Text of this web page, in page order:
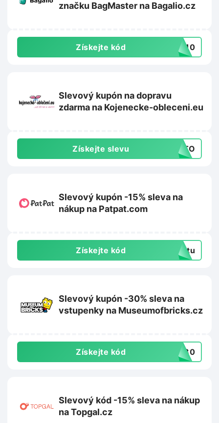
značku BagMaster na Bagalio.cz
Získejte kód ER10
Slevový kupón na dopravu
zdarma na Kojenecke-obleceni.eu
Získejte slevu AUTO
Slevový kupón -15% sleva na
nákup na Patpat.com
Získejte kód extu
Slevový kupón -30% sleva na
vstupenky na Museumofbricks.cz
Získejte kód ER30
Slevový kód -15% sleva na nákup
na Topgal.cz